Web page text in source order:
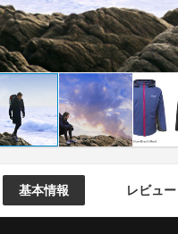
基本情報 レビュー